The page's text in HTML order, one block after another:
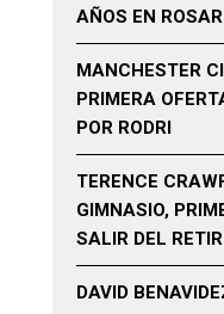
AÑOS EN
MANCHESTER
PRIMERA
POR RODRI
TERENCE
GIMNASIO,
SALIR DEL
DAVID